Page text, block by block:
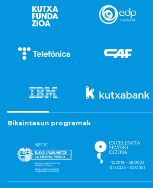
Bikaintasun programak